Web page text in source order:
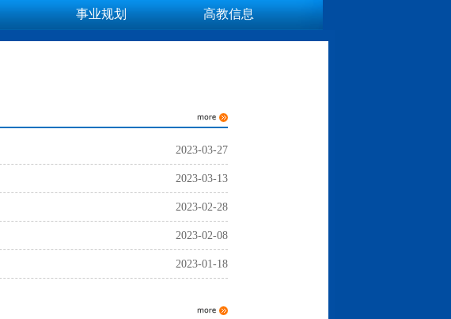
事业规划 高教信息
2023-03-27
2023-03-13
2023-02-28
2023-02-08
2023-01-18